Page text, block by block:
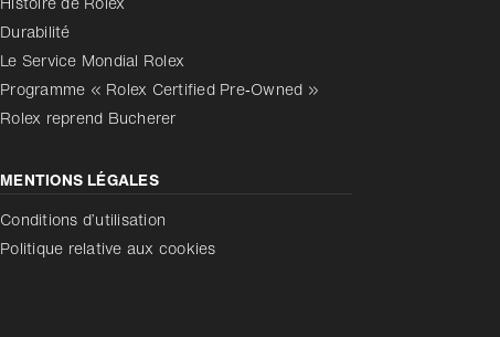
Durabilité
Le Service Mondial Rolex
Programme « Rolex Certified Pre‑Owned »
Rolex reprend Bucherer
MENTIONS LÉGALES
Conditions d’utilisation
Politique relative aux cookies